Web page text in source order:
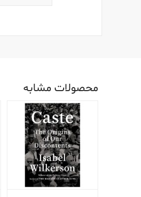
محصولات مشابه